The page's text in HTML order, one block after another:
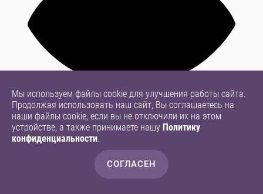
Мы используем файлы cookie для улучшения работы сайта.
Продолжая использовать наш сайт, Вы соглашаетесь на
наши файлы cookie, если вы не отключили их на этом
устройстве, а также принимаете нашу Политику
конфиденциальности.
СОГЛАСЕН